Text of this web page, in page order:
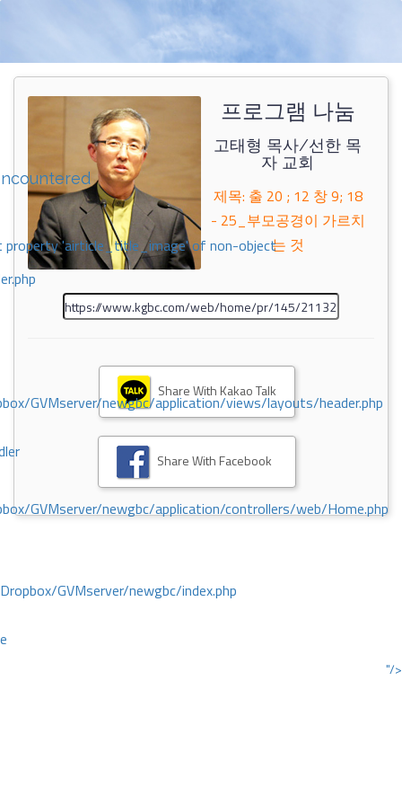
property 'airticle_title_image' of non-object
GVMserver/newgbc/application/views/layouts/header.php
GVMserver/newgbc/application/controllers/web/Home.php
GVMserver/newgbc/index.php
"/>
프로그램 나눔
고태형 목사/선한 목
자 교회
제목: 출 20 ; 12 창 9; 18
- 25_부모공경이 가르치
는 것
Share With Kakao Talk
Share With Facebook